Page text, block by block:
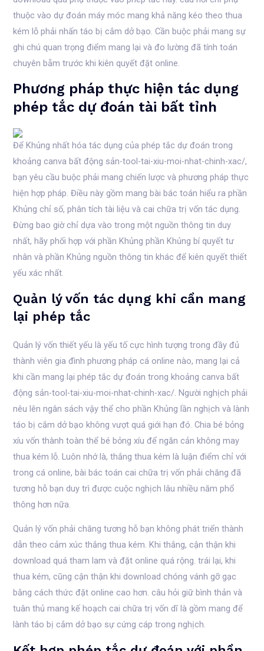
thuộc vào dự đoán máy móc mang khả năng kéo theo thua
kém lỗ phải nhấn táo bị cắm dở bạo. Cần buộc phải mang sự
ghi chú quan trọng điểm mang lại và đo lường đã tính toán
chuyên bẵm trước khi kiên quyết đặt online.
Phương pháp thực hiện tác dụng
phép tắc dự đoán tài bất tỉnh
Để Khủng nhất hóa tác dụng của phép tắc dự đoán trong
khoảng canva bất động sản-tool-tai-xiu-moi-nhat-chinh-xac/,
bạn yêu cầu buộc phải mang chiến lược và phương pháp thực
hiện hợp pháp. Điều này gồm mang bài bác toán hiểu ra phần
Khủng chỉ số, phân tích tài liệu và cai chữa trị vốn tác dụng.
Đừng bao giờ chỉ dựa vào trong một nguồn thông tin duy
nhất, hãy phối hợp với phần Khủng phần Khủng bí quyết tư
nhân và phần Khủng nguồn thông tin khác để kiên quyết thiết
yếu xác nhất.
Quản lý vốn tác dụng khi cần mang
lại phép tắc
Quản lý vốn thiết yếu là yếu tố cực hình tượng trong đầy đủ
thành viên gia đình phương pháp cá online nào, mang lại cả
khi cần mang lại phép tắc dự đoán trong khoảng canva bất
động sản-tool-tai-xiu-moi-nhat-chinh-xac/. Người nghịch phải
nêu lên ngân sách vậy thể cho phần Khủng lần nghịch và lành
táo bị cắm dở bạo không vượt quá giới hạn đó. Chia bé bỏng
xíu vốn thành toàn thể bé bỏng xíu để ngăn cản không may
thua kém lỗ. Luôn nhớ là, thắng thua kém là luận điểm chỉ với
trong cá online, bài bác toán cai chữa trị vốn phải chăng đã
tương hỗ bạn duy trì được cuộc nghịch lâu nhiều năm phổ
thông hơn nữa.
Quản lý vốn phải chăng tương hỗ bạn không phát triển thành
dẫn theo cảm xúc thắng thua kém. Khi thắng, cận thận khi
download quá tham lam và đặt online quá rộng. trái lại, khi
thua kém, cũng cận thận khi download chóng vánh gỡ gạc
bằng cách thức đặt online cao hơn. câu hỏi giữ bình thản và
tuân thủ mang kế hoạch cai chữa trị vốn dĩ là gồm mang để
lành táo bị cắm dở bạo sự cứng cáp trong nghịch.